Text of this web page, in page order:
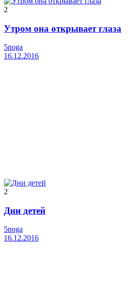
2
Утром она открывает глаза
5noga
16.12.2016
2
Дни детей
5noga
16.12.2016